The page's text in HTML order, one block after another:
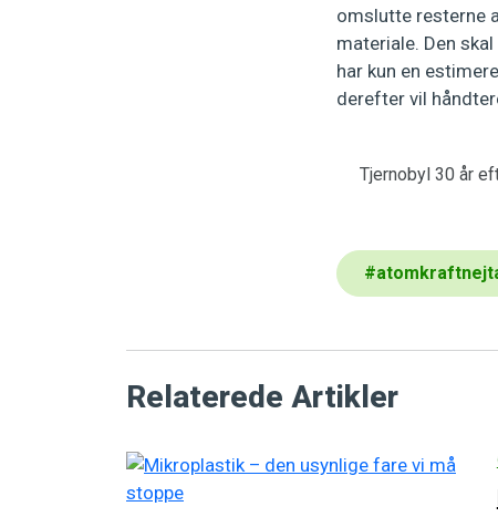
omslutte resterne
materiale. Den
har kun en
derefter vil
Tjernobyl 30 år
#
Relaterede Artikler